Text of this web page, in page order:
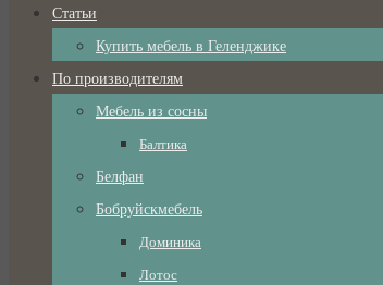
Статьи
Купить мебель в Геленджике
По производителям
Мебель из сосны
Балтика
Белфан
Бобруйскмебель
Доминика
Лотос